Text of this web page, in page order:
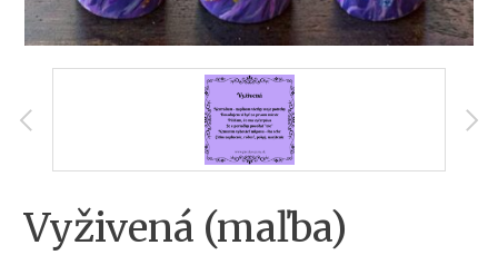
Vyživená (maľba)